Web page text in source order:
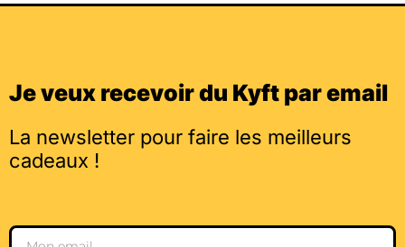
Je veux recevoir du Kyft par email
La newsletter pour faire les meilleurs
cadeaux !
Email